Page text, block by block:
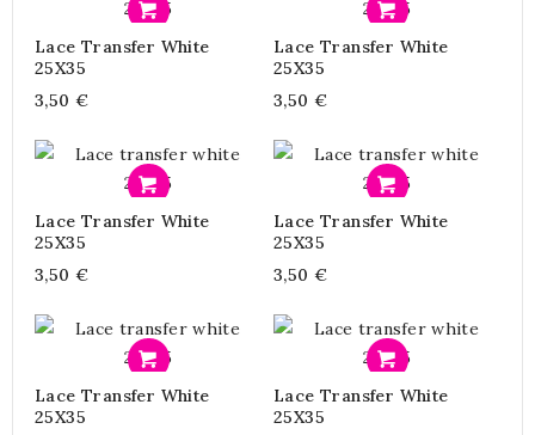
Lace Transfer White
25X35
3,50 €
Lace Transfer White
25X35
3,50 €
Lace Transfer White
25X35
3,50 €
Lace Transfer White
25X35
3,50 €
Lace Transfer White
25X35
Lace Transfer White
25X35